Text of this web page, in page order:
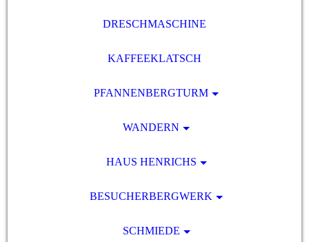
DRESCHMASCHINE
KAFFEEKLATSCH
PFANNENBERGTURM
WANDERN
HAUS HENRICHS
BESUCHERBERGWERK
SCHMIEDE